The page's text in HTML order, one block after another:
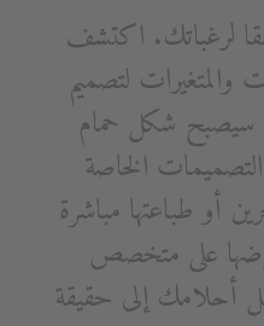
لرغباتك. اكتشف
والمتغيرات لتصميم
شكل حمام
الخاصة
أو طباعتها مباشرة
على متخصص
أحلامك إلى حقيقة